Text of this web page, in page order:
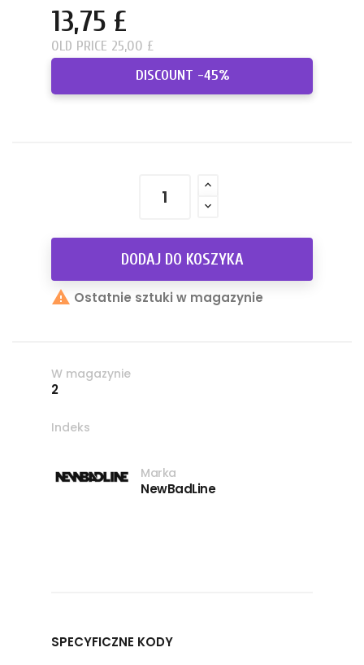
13,75 £
OLD PRICE 25,00 £
DISCOUNT -45%
DODAJ DO KOSZYKA
 Ostatnie sztuki w magazynie
W magazynie
2
Indeks
Marka
NewBadLine
SPECYFICZNE KODY